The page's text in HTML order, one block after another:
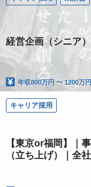
経営企画（シニア）
年収800万円 〜 1200万円
キャリア採用
【東京or福岡】｜
（立ち上げ）｜全